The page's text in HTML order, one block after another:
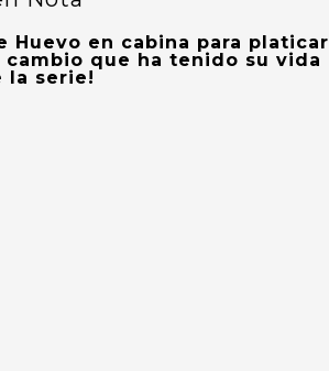
Huevo en cabina para platicar
cambio que ha tenido su vida
la serie!